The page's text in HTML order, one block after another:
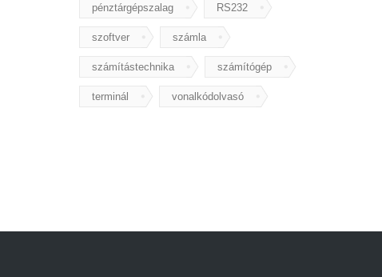
pénztárgépszalag RS232
szoftver számla
számítástechnika számítógép
terminál vonalkódolvasó